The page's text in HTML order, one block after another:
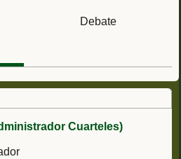
Debate
Cuarteles)